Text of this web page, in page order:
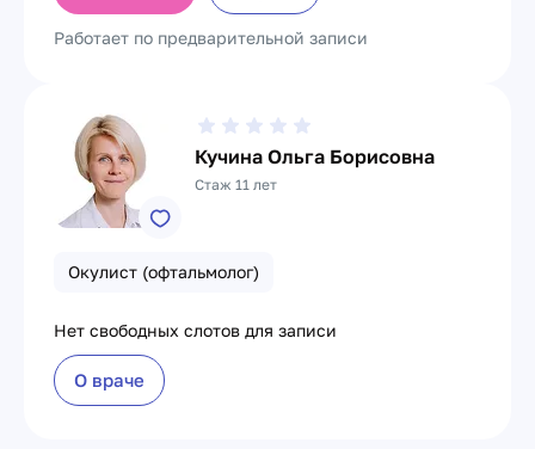
Работает по предварительной записи
Кучина Ольга Борисовна
Стаж 11 лет
Окулист (офтальмолог)
Нет свободных слотов для записи
О враче